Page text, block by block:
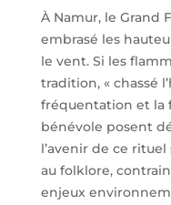
À Namur, le Grand
embrasé les
le vent. Si les
tradition, « chassé
fréquentation et la
bénévole posent
l’avenir de ce
au folklore,
enjeux